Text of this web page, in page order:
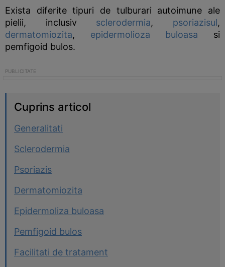
Exista diferite tipuri de tulburari autoimune ale
pielii, inclusiv sclerodermia, psoriazisul,
dermatomiozita, epidermolioza buloasa si
pemfigoid bulos.
Cuprins articol
Generalitati
Sclerodermia
Psoriazis
Dermatomiozita
Epidermoliza buloasa
Pemfigoid bulos
Facilitati de tratament